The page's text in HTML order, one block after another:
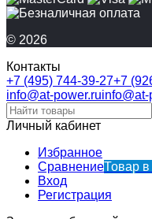
© 2026
Контакты
+7 (495) 744-39-27+7
info@at-power.ruinfo@at-
Личный кабинет
Избранное
СравнениеТовар
Вход
Регистрация